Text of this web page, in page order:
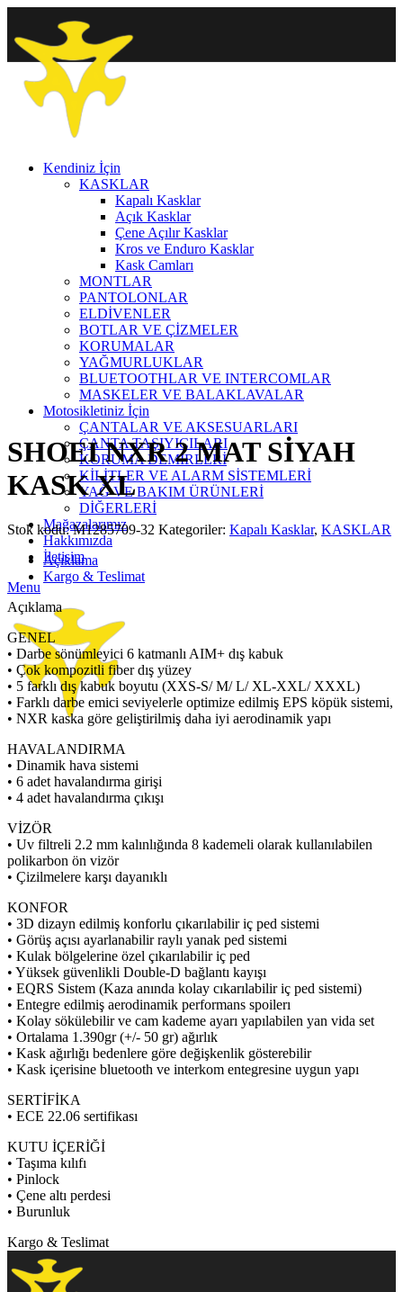
Kendiniz İçin
KASKLAR
Kapalı Kasklar
Açık Kasklar
Çene Açılır Kasklar
Kros ve Enduro Kasklar
Kask Camları
MONTLAR
PANTOLONLAR
ELDİVENLER
BOTLAR VE ÇİZMELER
KORUMALAR
YAĞMURLUKLAR
BLUETOOTHLAR VE INTERCOMLAR
MASKELER VE BALAKLAVALAR
Motosikletiniz İçin
ÇANTALAR VE AKSESUARLARI
ÇANTA TAŞIYICILARI
KORUMA DEMİRLERİ
KİLİTLER VE ALARM SİSTEMLERİ
YAĞ VE BAKIM ÜRÜNLERİ
DİĞERLERİ
Mağazalarımız
Hakkımızda
İletişim
Menu
Click to enlarge
SHOEI NXR 2 MAT SİYAH
KASK XL
Stok kodu:M1285709-32 Kategoriler: Kapalı Kasklar, KASKLAR
Açıklama
Kargo & Teslimat
Açıklama
GENEL
• Darbe sönümleyici 6 katmanlı AIM+ dış kabuk
• Çok kompozitli fiber dış yüzey
• 5 farklı dış kabuk boyutu (XXS-S/ M/ L/ XL-XXL/ XXXL)
• Farklı darbe emici seviyelerle optimize edilmiş EPS köpük sistemi,
• NXR kaska göre geliştirilmiş daha iyi aerodinamik yapı
HAVALANDIRMA
• Dinamik hava sistemi
• 6 adet havalandırma girişi
• 4 adet havalandırma çıkışı
VİZÖR
• Uv filtreli 2.2 mm kalınlığında 8 kademeli olarak kullanılabilen
polikarbon ön vizör
• Çizilmelere karşı dayanıklı
KONFOR
• 3D dizayn edilmiş konforlu çıkarılabilir iç ped sistemi
• Görüş açısı ayarlanabilir raylı yanak ped sistemi
• Kulak bölgelerine özel çıkarılabilir iç ped
• Yüksek güvenlikli Double-D bağlantı kayışı
• EQRS Sistem (Kaza anında kolay cıkarılabilir iç ped sistemi)
• Entegre edilmiş aerodinamik performans spoilerı
• Kolay sökülebilir ve cam kademe ayarı yapılabilen yan vida set
• Ortalama 1.390gr (+/- 50 gr) ağırlık
• Kask ağırlığı bedenlere göre değişkenlik gösterebilir
• Kask içerisine bluetooth ve interkom entegresine uygun yapı
SERTİFİKA
• ECE 22.06 sertifikası
KUTU İÇERİĞİ
• Taşıma kılıfı
• Pinlock
• Çene altı perdesi
• Burunluk
Kargo & Teslimat